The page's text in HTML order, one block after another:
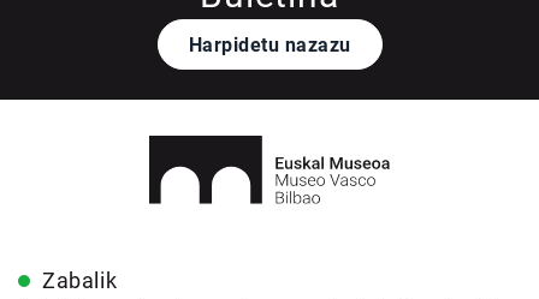
Harpidetu nazazu
Zabalik